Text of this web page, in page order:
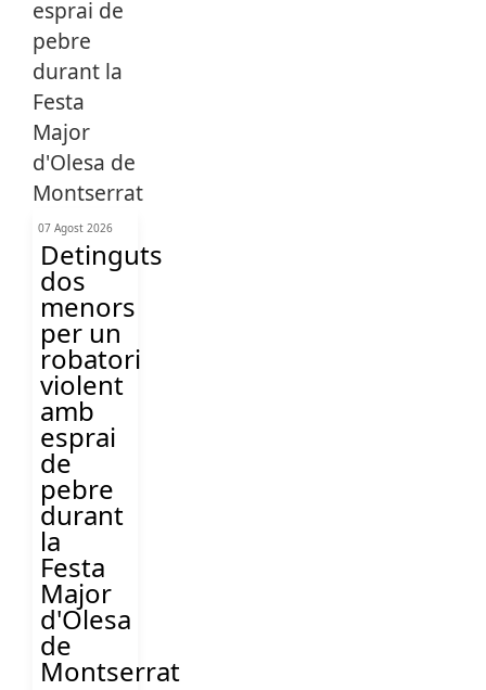
07 Agost 2026
Detinguts
dos
menors
per un
robatori
violent
amb
esprai
de
pebre
durant
la
Festa
Major
d'Olesa
de
Montserrat